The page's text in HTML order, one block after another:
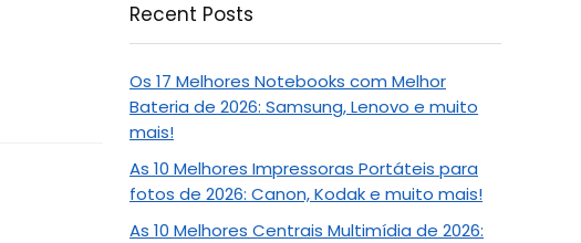
Recent Posts
Os 17 Melhores Notebooks com Melhor
Bateria de 2026: Samsung, Lenovo e muito
mais!
As 10 Melhores Impressoras Portáteis para
fotos de 2026: Canon, Kodak e muito mais!
As 10 Melhores Centrais Multimídia de 2026: